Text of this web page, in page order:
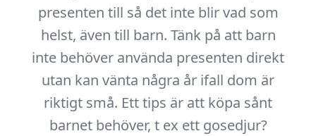
presenten till så det inte blir vad som
helst, även till barn. Tänk på att barn
inte behöver använda presenten direkt
utan kan vänta några år ifall dom är
riktigt små. Ett tips är att köpa sånt
barnet behöver, t ex ett gosedjur?